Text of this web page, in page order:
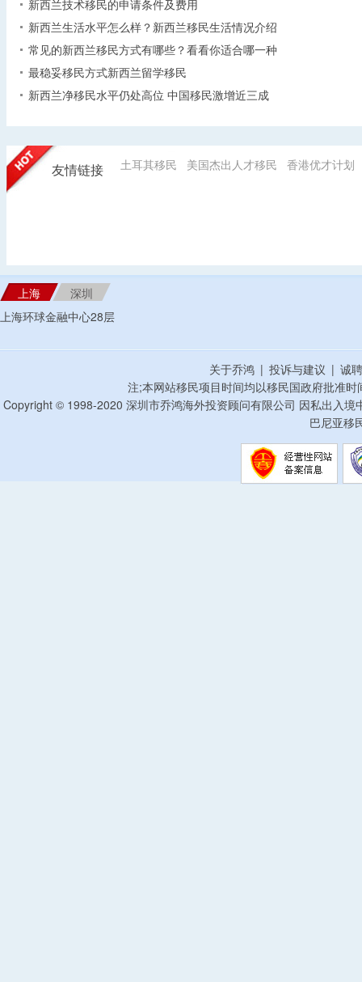
新西兰技术移民的申请条件及费用
新西兰生活水平怎么样？新西兰移民生活情况介绍
常见的新西兰移民方式有哪些？看看你适合哪一种
最稳妥移民方式新西兰留学移民
新西兰净移民水平仍处高位 中国移民激增近三成
友情链接 土耳其移民 美国杰出人才移民 香港优才计划
上海
深圳
上海环球金融中心28层
关于乔鸿 | 投诉与建议 | 诚
注;本网站移民项目时间均以移民国政府批准
Copyright © 1998-2020 深圳市乔鸿海外投资顾问有限公司 因私出入
巴尼亚移